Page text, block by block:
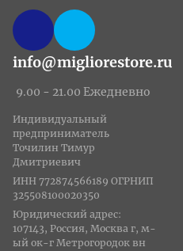
info@migliorestore.ru
9.00 - 21.00 Ежедневно
Индивидуальный
предприниматель
Точилин Тимур
Дмитриевич
ИНН 772874566189 ОГРНИП
325508100020350
Юридический адрес:
107143, Россия, Москва г, м-
ый ок-г Метрогородок вн